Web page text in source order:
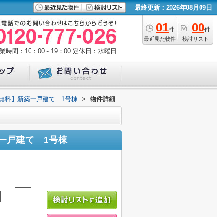
最終更新：2026年08月09日
01件
最近見た物件
00件
検討リスト
時間：10：00～19：00 定休日：水曜日
料】新築一戸建て 1号棟 > 物件詳細
戸建て 1号棟